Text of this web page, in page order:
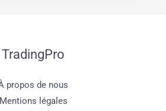
TradingPro
propos de nous
Mentions légales